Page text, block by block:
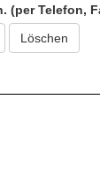
(per Telefon,